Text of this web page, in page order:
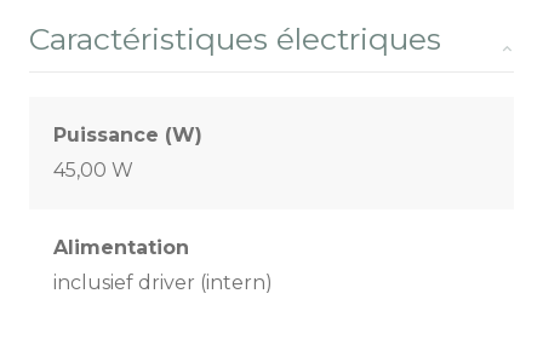
Caractéristiques électriques
Puissance (W)
45,00 W
Alimentation
inclusief driver (intern)